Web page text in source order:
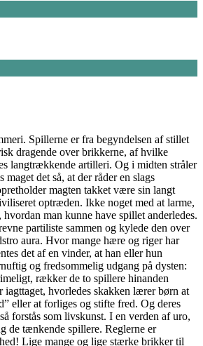
Spillerne er fra begyndelsen af stillet
dragende over brikkerne, af hvilke
langtrækkende artilleri. Og i midten stråler
det så, at der råder en slags
magten takket være sin langt
optræden. Ikke noget med at larme,
man kunne have spillet anderledes.
partiliste sammen og kylede den over
aura. Hvor mange hære og riger har
det af en vinder, at han eller hun
og fredsommelig udgang på dysten:
rækker de to spillere hinanden
hvorledes skakken lærer børn at
eller at forliges og stifte fred. Og deres
forstås som livskunst. I en verden af uro,
de tænkende spillere. Reglerne er
Lige mange og lige stærke brikker til